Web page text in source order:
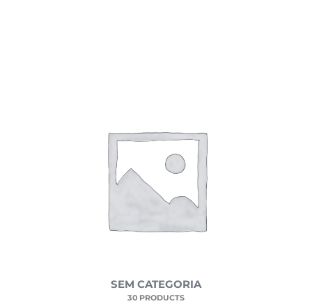
SEM CATEGORIA
30 PRODUCTS